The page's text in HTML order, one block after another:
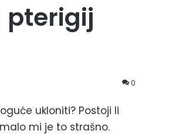
pterigij
0
ukloniti? Postoji li
mi je to strašno.